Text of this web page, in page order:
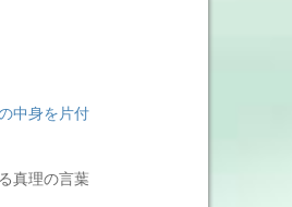
中身を片付
真理の言葉